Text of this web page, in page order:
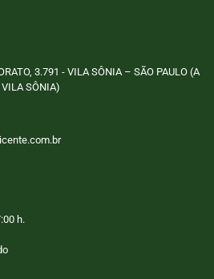
3.791 - VILA SÔNIA – SÃO PAULO (A
SÔNIA)
h.